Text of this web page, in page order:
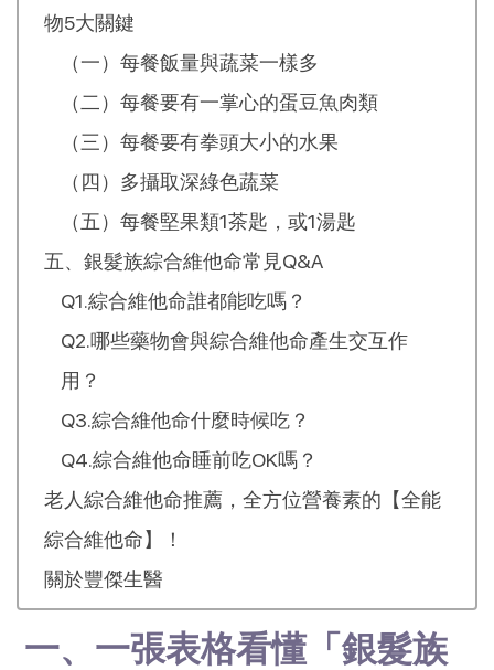
物5大關鍵
（一）每餐飯量與蔬菜一樣多
（二）每餐要有一掌心的蛋豆魚肉類
（三）每餐要有拳頭大小的水果
（四）多攝取深綠色蔬菜
（五）每餐堅果類1茶匙，或1湯匙
五、銀髮族綜合維他命常見Q&A
Q1.綜合維他命誰都能吃嗎？
Q2.哪些藥物會與綜合維他命產生交互作
用？
Q3.綜合維他命什麼時候吃？
Q4.綜合維他命睡前吃OK嗎？
老人綜合維他命推薦，全方位營養素的【全能
綜合維他命】！
關於豐傑生醫
一、一張表格看懂「銀髮族